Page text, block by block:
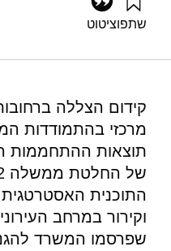
שתפוציטוט
קידום הצללה
מרכזי בהתמודדות
תוצאות ההתחממות
התוכנית
וקירור במרחב
שפרסמו המשרד